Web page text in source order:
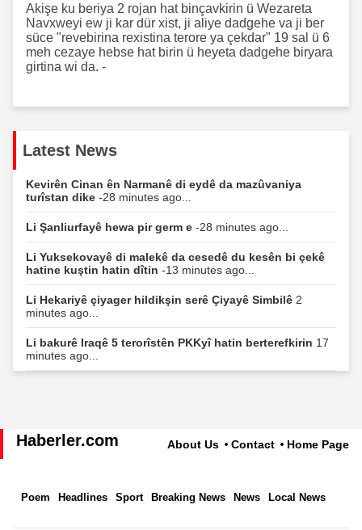
Akişe ku beriya 2 rojan hat binçavkirin ü Wezareta
Navxweyi ew ji kar dür xist, ji aliye dadgehe va ji ber
süce "revebirina rexistina terore ya çekdar" 19 sal ü 6
meh cezaye hebse hat birin ü heyeta dadgehe biryara
girtina wi da. -
Latest News
Kevirên Cinan ên Narmanê di eydê da mazûvaniya
turîstan dike -28 minutes ago...
Li Şanliurfayê hewa pir germ e -28 minutes ago...
Li Yuksekovayê di malekê da cesedê du kesên bi çekê
hatine kuştin hatin dîtin -13 minutes ago...
Li Hekariyê çiyager hildikşin serê Çiyayê Simbilê 2
minutes ago...
Li bakurê Iraqê 5 terorîstên PKKyî hatin berterefkirin 17
minutes ago...
Haberler.com About Us Contact Home Page
Poem Headlines Sport Breaking News News Local News